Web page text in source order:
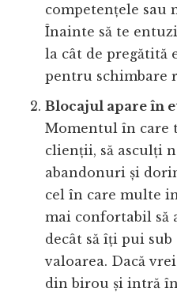
competențele sau
Înainte să te
la cât de pregătită
pentru schimbare
Blocajul apare în
Momentul în care
clienții, să asculți
abandonuri și
cel în care multe
mai confortabil să
decât să îți pui
valoarea. Dacă
din birou și intră